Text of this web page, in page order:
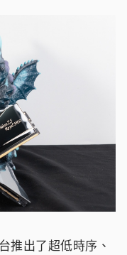
推出了超低時序、